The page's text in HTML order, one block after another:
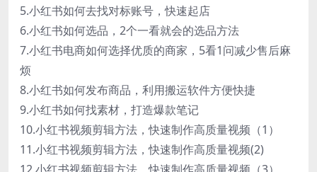
5.小红书如何去找对标账号，快速起店
6.小红书如何选品，2个一看就会的选品方法
7.小红书电商如何选择优质的商家，5看1问减少售后麻
烦
8.小红书如何发布商品，利用搬运软件方便快捷
9.小红书如何找素材，打造爆款笔记
10.小红书视频剪辑方法，快速制作高质量视频（1）
11.小红书视频剪辑方法，快速制作高质量视频(2)